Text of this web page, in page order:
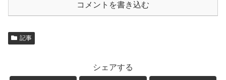
コメントを書き込む
記事
シェアする